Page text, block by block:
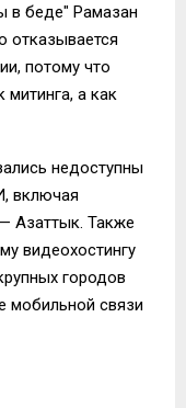
в беде" Рамазан
отказывается
потому что
а как
недоступны
включая
Азаттык. Также
видеохостингу
городов
мобильной связи